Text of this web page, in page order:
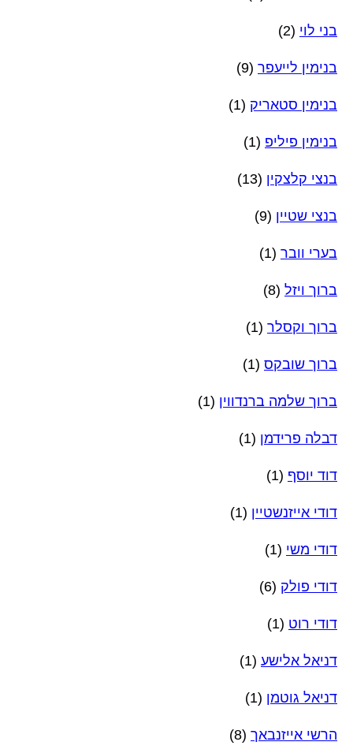
בני לוי (2)
בנימין לייעפר (9)
בנימין סטאריק (1)
בנימין פיליפ (1)
בנצי קלצקין (13)
בנצי שטיין (9)
בערי וובר (1)
ברוך ויזל (8)
ברוך וקסלר (1)
ברוך שובקס (1)
ברוך שלמה ברנדווין (1)
דבלה פרידמן (1)
דוד יוסף (1)
דודי אייזנשטיין (1)
דודי משי (1)
דודי פולק (6)
דודי רוט (1)
דניאל אלישע (1)
דניאל גוטמן (1)
הרשי אייזנבאך (8)